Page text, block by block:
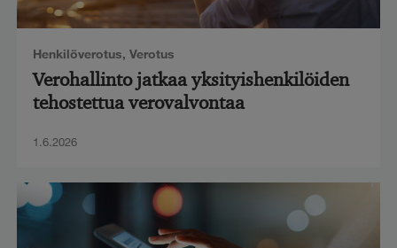
Henkilöverotus, Verotus
Verohallinto jatkaa yksityishenkilöiden
tehostettua verovalvontaa
1.6.2026